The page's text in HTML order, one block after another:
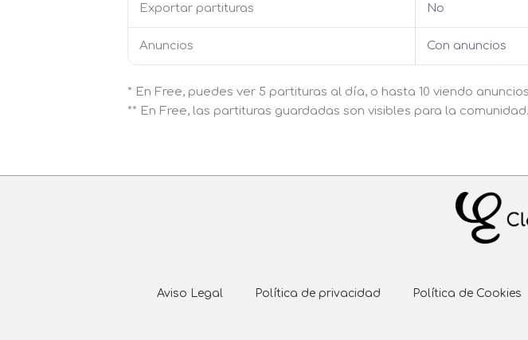
Exportar partituras No
Anuncios Con anuncios
* En Free, puedes ver 5 partituras al día, o hasta 10 viendo
** En Free, las partituras guardadas son visibles para la comunidad.
Aviso Legal Política de privacidad Política de Cookies